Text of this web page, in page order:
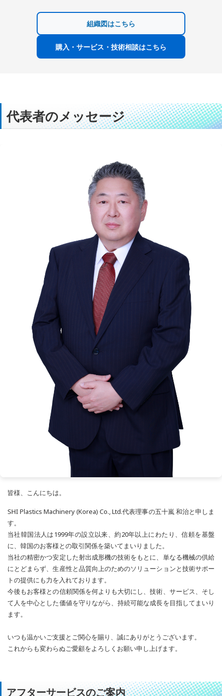
組織図はこちら
購入・サービス・技術相談はこちら
代表者のメッセージ
皆様、こんにちは。
SHI Plastics Machinery (Korea) Co., Ltd.代表理事の五十嵐 和治と申しま
す。
当社韓国法人は1999年の設立以来、約20年以上にわたり、信頼を基盤
に、韓国のお客様との取引関係を築いてまいりました。
当社の精密かつ安定した射出成形機の技術をもとに、単なる機械の供給
にとどまらず、生産性と品質向上のためのソリューションと技術サポー
トの提供にも力を入れております。
今後もお客様との信頼関係を何よりも大切にし、技術、サービス、そし
て人を中心とした価値を守りながら、持続可能な成長を目指してまいり
ます。
いつも温かいご支援とご関心を賜り、誠にありがとうございます。
これからも変わらぬご愛顧をよろしくお願い申し上げます。
アフターサービスのご案内